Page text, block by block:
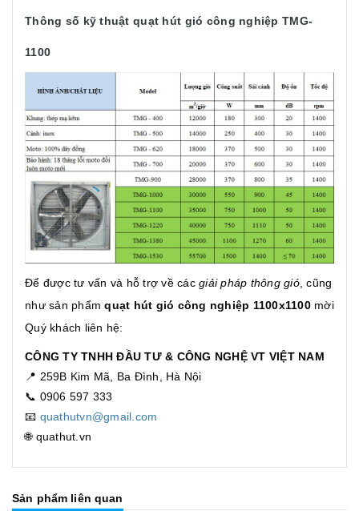
Thông số kỹ thuật quạt hút gió công nghiệp TMG-
1100
Để được tư vấn và hỗ trợ về các giải pháp thông gió, cũng
như sản phẩmquạt hút gió công nghiệp 1100x1100mời
Quý khách liên hệ:
CÔNG TY TNHH ĐẦU TƯ & CÔNG NGHỆ VT VIỆT NAM
📍 259B Kim Mã, Ba Đình, Hà Nội
📞 0906 597 333
📧 quathutvn@gmail.com
🌐 quathut.vn
Sản phẩm liên quan